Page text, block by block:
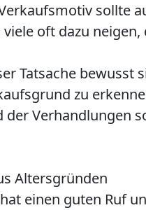
sollte
oft dazu
Tatsache
zu
der Verhandlungen
Altersgründen
einen guten Ruf